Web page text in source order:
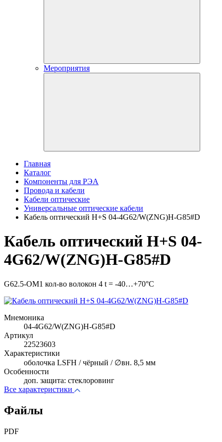
Мероприятия
Главная
Каталог
Компоненты для РЭА
Провода и кабели
Кабели оптические
Универсальные оптические кабели
Кабель оптический H+S 04-4G62/W(ZNG)H-G85#D
Кабель оптический H+S 04-
4G62/W(ZNG)H-G85#D
G62.5-OM1 кол-во волокон 4 t = -40…+70°C
Мнемоника
04-4G62/W(ZNG)H-G85#D
Артикул
22523603
Характеристики
оболочка LSFH / чёрный / ∅вн. 8,5 мм
Особенности
доп. защита: стеклоровинг
Все характеристики
Файлы
PDF